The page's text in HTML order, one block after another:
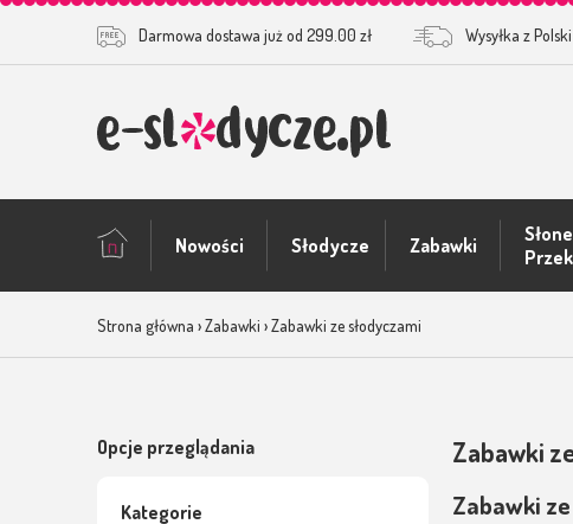
Darmowa dostawa już od 299.00 zł Wysyłka z
Nowości Słodycze Zabawki
Słone
Strona główna ›Zabawki ›Zabawki ze słodyczami
Opcje przeglądania
Kategorie
Zabawki
Zabawki